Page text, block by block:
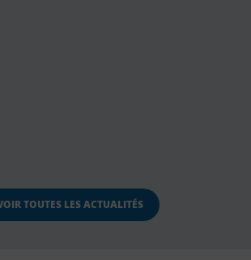
TOUTES LES ACTUALITÉS